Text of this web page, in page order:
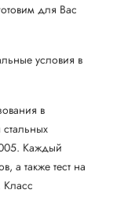
для Вас
условия в
в
Каждый
а также тест на
Класс